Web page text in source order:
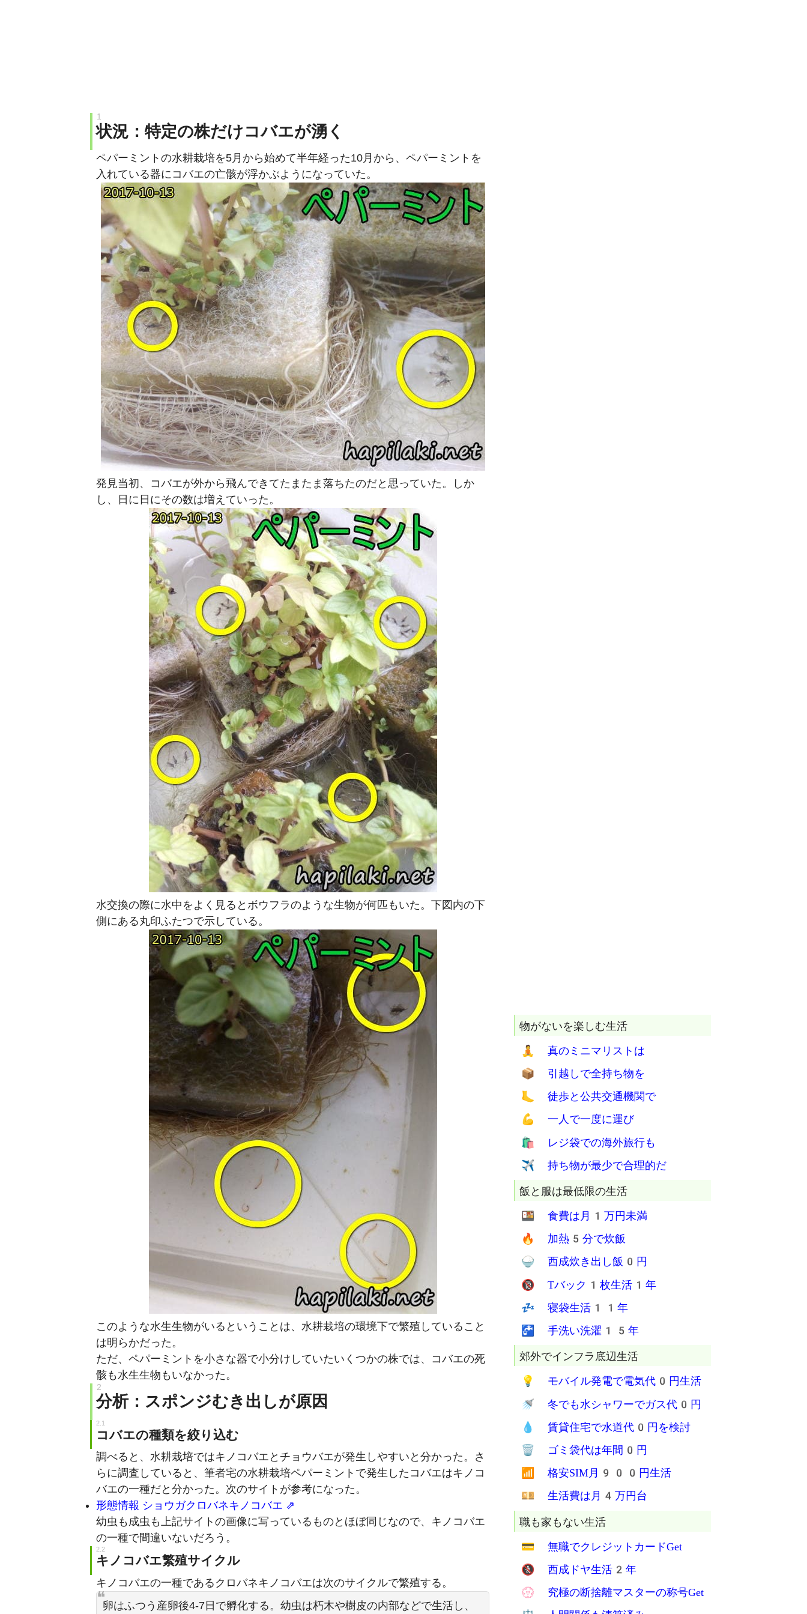
状況：特定の株だけコバエが湧く
ペパーミントの水耕栽培を5月から始めて半年経った10月から、ペパーミントを
入れている器にコバエの亡骸が浮かぶようになっていた。
発見当初、コバエが外から飛んできてたまたま落ちたのだと思っていた。しか
し、日に日にその数は増えていった。
水交換の際に水中をよく見るとボウフラのような生物が何匹もいた。下図内の下
側にある丸印ふたつで示している。
このような水生生物がいるということは、水耕栽培の環境下で繁殖していること
は明らかだった。
ただ、ペパーミントを小さな器で小分けしていたいくつかの株では、コバエの死
骸も水生生物もいなかった。
分析：スポンジむき出しが原因
コバエの種類を絞り込む
調べると、水耕栽培ではキノコバエとチョウバエが発生しやすいと分かった。さ
らに調査していると、筆者宅の水耕栽培ペパーミントで発生したコバエはキノコ
バエの一種だと分かった。次のサイトが参考になった。
形態情報 ショウガクロバネキノコバエ
幼虫も成虫も上記サイトの画像に写っているものとほぼ同じなので、キノコバエ
の一種で間違いないだろう。
キノコバエ繁殖サイクル
キノコバエの一種であるクロバネキノコバエは次のサイクルで繁殖する。
卵はふつう産卵後4-7日で孵化する。幼虫は朽木や樹皮の内部などで生活し、
物がないを楽しむ生活
🧘 真のミニマリストは
📦 引越しで全持ち物を
🦶 徒歩と公共交通機関で
💪 一人で一度に運び
🛍 レジ袋での海外旅行も
✈ 持ち物が最少で合理的だ
飯と服は最低限の生活
🍱 食費は月1万円未満
🔥 加熱5分で炊飯
🍚 西成炊き出し飯0円
🔞 Tバック1枚生活1年
💤 寝袋生活11年
🚰 手洗い洗濯15年
郊外でインフラ底辺生活
💡 モバイル発電で電気代0円生活
🚿 冬でも水シャワーでガス代0円
💧 賃貸住宅で水道代0円を検討
🗑 ゴミ袋代は年間0円
📶 格安SIM月900円生活
💴 生活費は月4万円台
職も家もない生活
💳 無職でクレジットカードGet
🚷 西成ドヤ生活2年
💮 究極の断捨離マスターの称号Get